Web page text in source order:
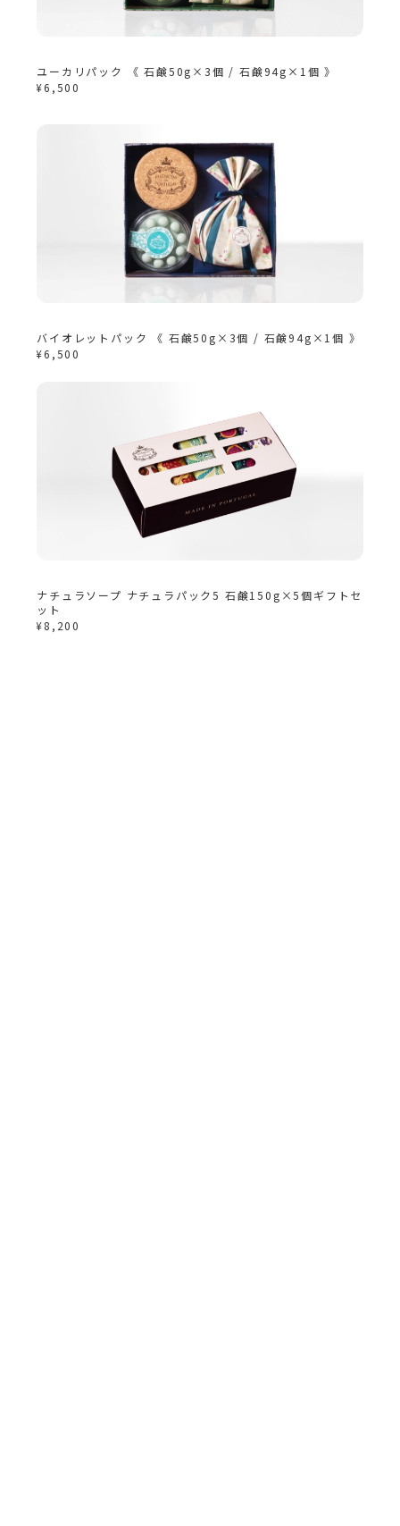
ユーカリパック 《 石鹸50g×3個 / 石鹸94g×1個 》
¥6,500
バイオレットパック 《 石鹸50g×3個 / 石鹸94g×1個 》
¥6,500
ナチュラソープ ナチュラパック5 石鹸150g×5個ギフトセ
ット
¥8,200